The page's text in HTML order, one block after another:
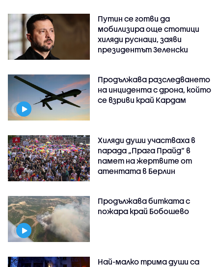
Путин се готви да
мобилизира още стотици
хиляди руснаци, заяви
президентът Зеленски
Продължава разследването
на инцидента с дрона, който
се взриви край Кардам
Хиляди души участваха в
парада „Прага Прайд“ в
памет на жертвите от
атентата в Берлин
Продължава битката с
пожара край Бобошево
Най-малко трима души са